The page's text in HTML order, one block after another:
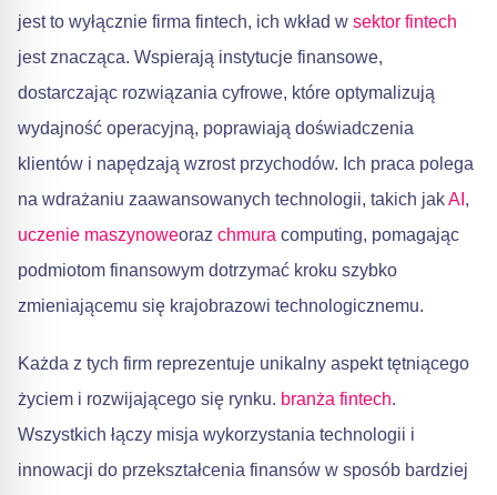
jest to wyłącznie firma fintech, ich wkład w sektor fintech
jest znacząca. Wspierają instytucje finansowe,
dostarczając rozwiązania cyfrowe, które optymalizują
wydajność operacyjną, poprawiają doświadczenia
klientów i napędzają wzrost przychodów. Ich praca polega
na wdrażaniu zaawansowanych technologii, takich jakAI ,
uczenie maszynoweoraz chmura computing, pomagając
podmiotom finansowym dotrzymać kroku szybko
zmieniającemu się krajobrazowi technologicznemu.
Każda z tych firm reprezentuje unikalny aspekt tętniącego
życiem i rozwijającego się rynku. branża fintech.
Wszystkich łączy misja wykorzystania technologii i
innowacji do przekształcenia finansów w sposób bardziej